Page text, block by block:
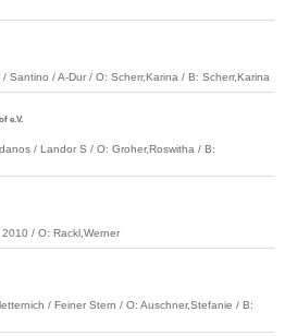
Santino / A-Dur / O: Scherr,Karina / B: Scherr,Karina
e.V.
/ Landor S / O: Groher,Roswitha / B:
/ O: Rackl,Werner
/ Feiner Stern / O: Auschner,Stefanie / B: